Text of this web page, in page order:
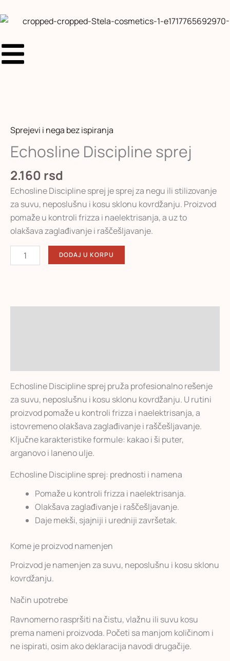
na
Sprejevi i nega bez ispiranja
Echosline Discipline sprej
2.160 rsd
Echosline Discipline sprej je sprej za negu ili stilizovanje
za suvu, neposlušnu i kosu sklonu kovrdžanju. Proizvod
pomaže u kontroli frizza i naelektrisanja, a uz to
olakšava zaglađivanje i raščešljavanje.
sprej
DODAJ U KORPU
Echosline Discipline sprej pruža profesionalno rešenje
za suvu, neposlušnu i kosu sklonu kovrdžanju. U rutini
proizvod pomaže u kontroli frizza i naelektrisanja, a
istovremeno olakšava zaglađivanje i raščešljavanje.
Ključne karakteristike formule: kakao i ši puter,
arganovo i laneno ulje.
Echosline Discipline sprej: prednosti i namena
Pomaže u kontroli frizza i naelektrisanja.
Olakšava zaglađivanje i raščešljavanje.
Daje mekši, sjajniji i uredniji završetak.
Kome je proizvod namenjen
Proizvod je namenjen za suvu, neposlušnu i kosu sklonu
kovrdžanju.
Način upotrebe
Ravnomerno raspršiti na čistu, vlažnu ili suvu kosu
prema nameni proizvoda. Početi sa manjom količinom i
ne ispirati, osim ako deklaracija navodi drugačije.